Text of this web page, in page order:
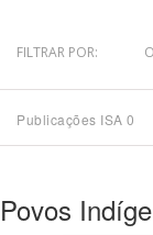
Tema
FILTRAR POR:
Publicações ISA 0
Povos